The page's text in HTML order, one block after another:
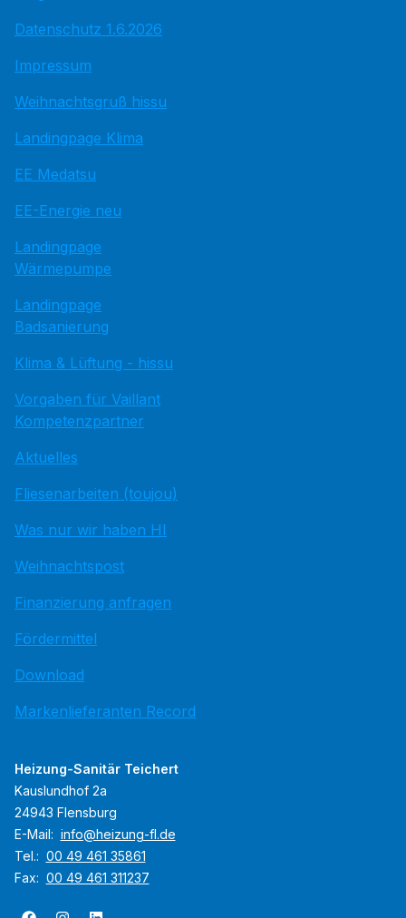
Datenschutz 1.6.2026
Impressum
Weihnachtsgruß hissu
Landingpage Klima
EE Medatsu
EE-Energie neu
Landingpage
Wärmepumpe
Landingpage
Badsanierung
Klima & Lüftung - hissu
Vorgaben für Vaillant
Kompetenzpartner
Aktuelles
Fliesenarbeiten (toujou)
Was nur wir haben HI
Weihnachtspost
Finanzierung anfragen
Fördermittel
Download
Markenlieferanten Record
Heizung-Sanitär Teichert
Kauslundhof 2a
24943 Flensburg
E-Mail: info@heizung-fl.de
Tel.: 00 49 461 35861
Fax: 00 49 461 311237